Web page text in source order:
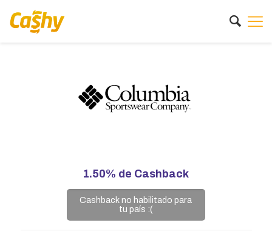
1.50% de Cashback
Cashback no habilitado para
tu país :(